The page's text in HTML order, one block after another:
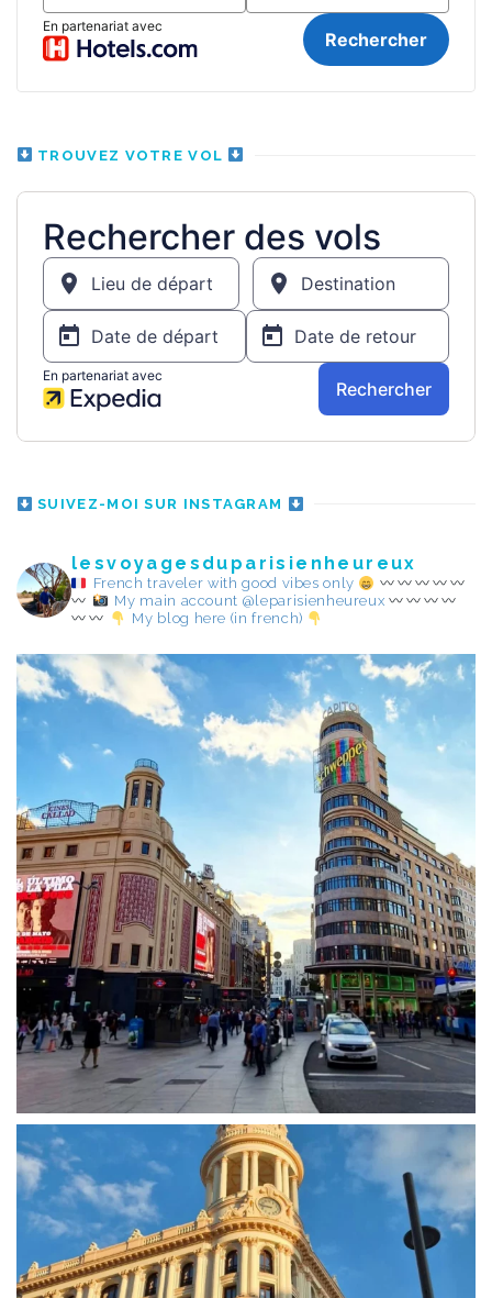
TROUVEZ VOTRE VOL
SUIVEZ-MOI SUR INSTAGRAM
lesvoyagesduparisienheureux
French traveler with good vibes only
My main account @leparisienheureux
My blog here (in french)